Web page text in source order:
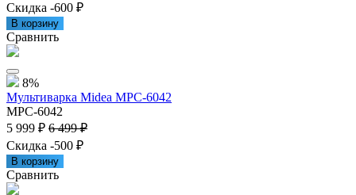
Скидка -600 ₽
В корзину
Сравнить
8%
Мультиварка Midea MPC-6042
MPC-6042
5 999 ₽ 6 499 ₽
Скидка -500 ₽
В корзину
Сравнить